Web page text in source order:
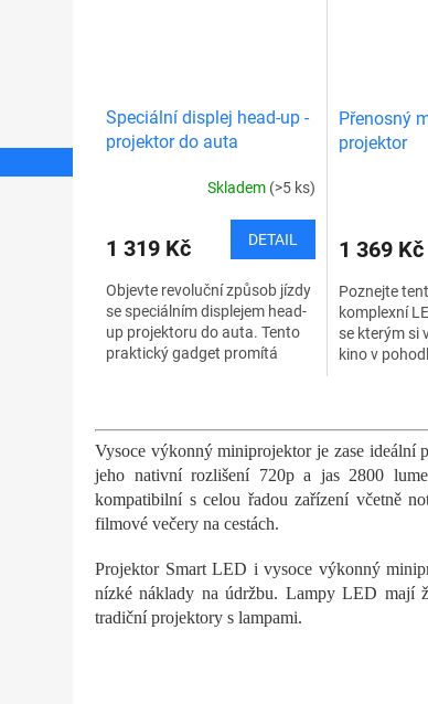
Speciální displej head-up -
projektor do auta
Skladem (>5 ks)
1 319 Kč DETAIL
Objevte revoluční způsob jízdy
se speciálním displejem head-
up projektoru do auta. Tento
praktický gadget promítá
Přenosný
projektor
1 369 Kč
Poznejte
komplexní
se kterým si
kino v
Vysoce výkonný miniprojektor je zase ideální
jeho nativní rozlišení 720p a jas 2800
kompatibilní s celou řadou zařízení včetně
filmové večery na cestách.
Projektor Smart LED i vysoce výkonný
nízké náklady na údržbu. Lampy LED mají
tradiční projektory s lampami.